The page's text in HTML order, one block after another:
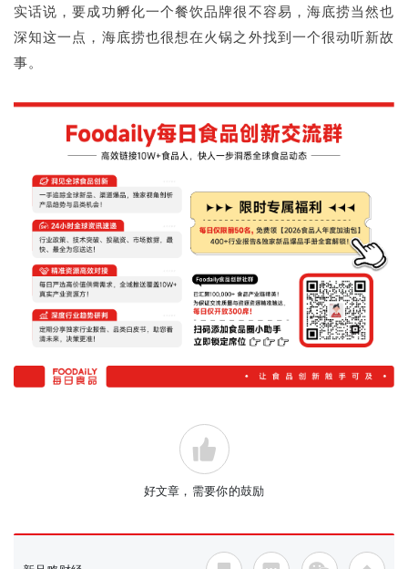
实话说，要成功孵化一个餐饮品牌很不容易，海底捞当然也
深知这一点，海底捞也很想在火锅之外找到一个很动听新故
事。
好文章，需要你的鼓励